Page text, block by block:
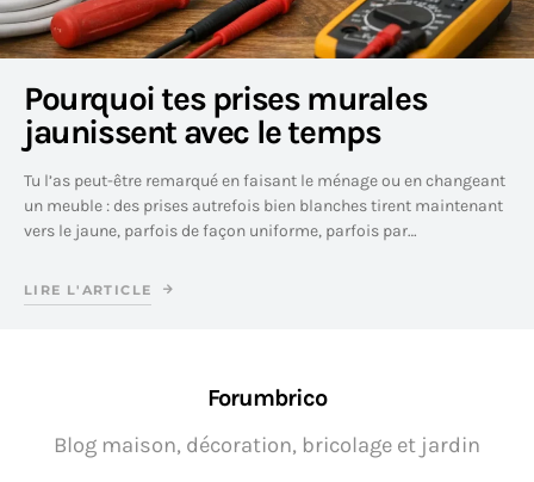
Pourquoi tes prises murales
jaunissent avec le temps
Tu l’as peut-être remarqué en faisant le ménage ou en changeant
un meuble : des prises autrefois bien blanches tirent maintenant
vers le jaune, parfois de façon uniforme, parfois par…
LIRE L'ARTICLE
Forumbrico
Blog maison, décoration, bricolage et jardin